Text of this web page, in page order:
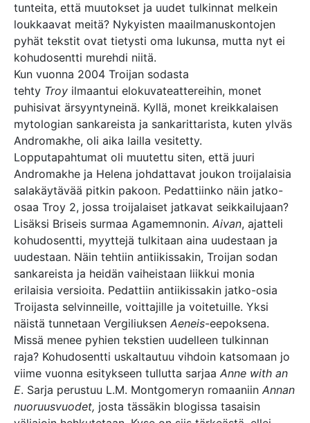
tunteita, että muutokset ja uudet tulkinnat melkein
loukkaavat meitä? Nykyisten maailmanuskontojen
pyhät tekstit ovat tietysti oma lukunsa, mutta nyt ei
kohudosentti murehdi niitä.
Kun vuonna 2004 Troijan sodasta
tehty Troy ilmaantui elokuvateattereihin, monet
puhisivat ärsyyntyneinä. Kyllä, monet kreikkalaisen
mytologian sankareista ja sankarittarista, kuten ylväs
Andromakhe, oli aika lailla vesitetty.
Lopputapahtumat oli muutettu siten, että juuri
Andromakhe ja Helena johdattavat joukon troijalaisia
salakäytävää pitkin pakoon. Pedattiinko näin jatko-
osaa Troy 2, jossa troijalaiset jatkavat seikkailujaan?
Lisäksi Briseis surmaa Agamemnonin. Aivan, ajatteli
kohudosentti, myyttejä tulkitaan aina uudestaan ja
uudestaan. Näin tehtiin antiikissakin, Troijan sodan
sankareista ja heidän vaiheistaan liikkui monia
erilaisia versioita. Pedattiin antiikissakin jatko-osia
Troijasta selvinneille, voittajille ja voitetuille. Yksi
näistä tunnetaan Vergiliuksen Aeneis-eepoksena.
Missä menee pyhien tekstien uudelleen tulkinnan
raja? Kohudosentti uskaltautuu vihdoin katsomaan jo
viime vuonna esitykseen tullutta sarjaa Anne with an
E. Sarja perustuu L.M. Montgomeryn romaaniin Annan
nuoruusvuodet, josta tässäkin blogissa tasaisin